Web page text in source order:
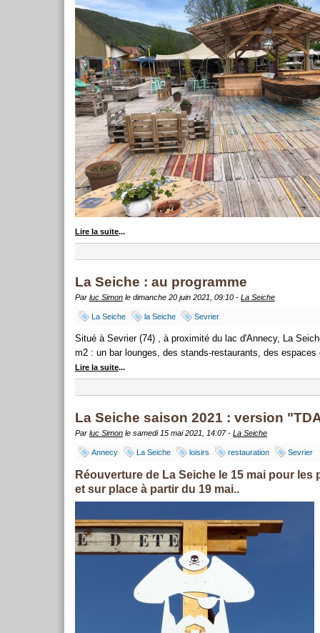
Lire la suite...
La Seiche : au programme
Par luc Simon le dimanche 20 juin 2021, 09:10 - La Seiche
La Seiche la Seiche Sevrier
Situé à Sevrier (74) , à proximité du lac d'Annecy, La
m2 : un bar lounges, des stands-restaurants, des espaces
Lire la suite...
La Seiche saison 2021 : version
Par luc Simon le samedi 15 mai 2021, 14:07 - La Seiche
Annecy La Seiche loisirs restauration Sevrier
Réouverture de La Seiche le 15 mai pour les
et sur place à partir du 19 mai..